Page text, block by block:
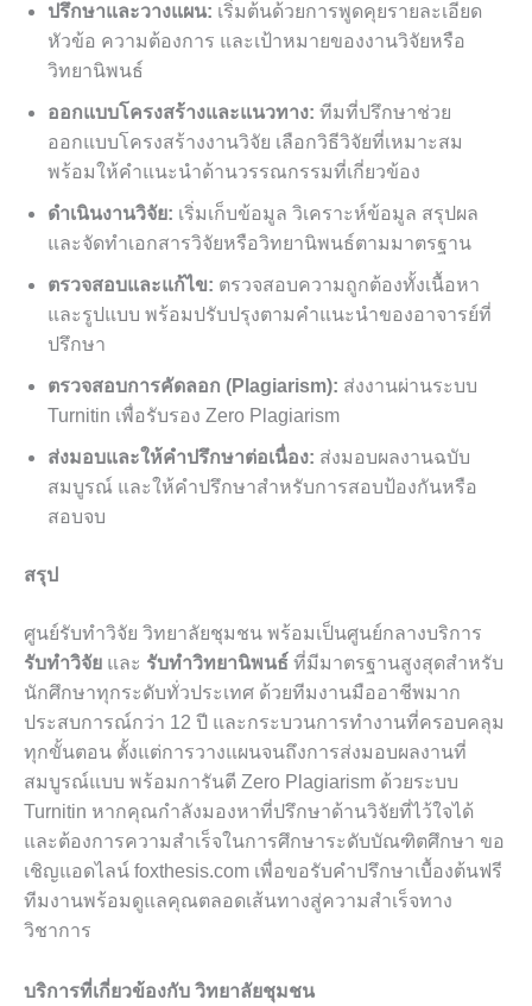
ปรึกษาและวางแผน: เริ่มต้นด้วยการพูดคุยรายละเอียด
หัวข้อ ความต้องการ และเป้าหมายของงานวิจัยหรือ
วิทยานิพนธ์
ออกแบบโครงสร้างและแนวทาง: ทีมที่ปรึกษาช่วย
ออกแบบโครงสร้างงานวิจัย เลือกวิธีวิจัยที่เหมาะสม
พร้อมให้คำแนะนำด้านวรรณกรรมที่เกี่ยวข้อง
ดำเนินงานวิจัย: เริ่มเก็บข้อมูล วิเคราะห์ข้อมูล สรุปผล
และจัดทำเอกสารวิจัยหรือวิทยานิพนธ์ตามมาตรฐาน
ตรวจสอบและแก้ไข: ตรวจสอบความถูกต้องทั้งเนื้อหา
และรูปแบบ พร้อมปรับปรุงตามคำแนะนำของอาจารย์ที่
ปรึกษา
ตรวจสอบการคัดลอก (Plagiarism): ส่งงานผ่านระบบ
Turnitin เพื่อรับรอง Zero Plagiarism
ส่งมอบและให้คำปรึกษาต่อเนื่อง: ส่งมอบผลงานฉบับ
สมบูรณ์ และให้คำปรึกษาสำหรับการสอบป้องกันหรือ
สอบจบ
สรุป
ศูนย์รับทำวิจัย วิทยาลัยชุมชน พร้อมเป็นศูนย์กลางบริการ
รับทำวิจัย และ รับทำวิทยานิพนธ์ ที่มีมาตรฐานสูงสุดสำหรับ
นักศึกษาทุกระดับทั่วประเทศ ด้วยทีมงานมืออาชีพมาก
ประสบการณ์กว่า 12 ปี และกระบวนการทำงานที่ครอบคลุม
ทุกขั้นตอน ตั้งแต่การวางแผนจนถึงการส่งมอบผลงานที่
สมบูรณ์แบบ พร้อมการันตี Zero Plagiarism ด้วยระบบ
Turnitin หากคุณกำลังมองหาที่ปรึกษาด้านวิจัยที่ไว้ใจได้
และต้องการความสำเร็จในการศึกษาระดับบัณฑิตศึกษา ขอ
เชิญแอดไลน์ foxthesis.com เพื่อขอรับคำปรึกษาเบื้องต้นฟรี
ทีมงานพร้อมดูแลคุณตลอดเส้นทางสู่ความสำเร็จทาง
วิชาการ
บริการที่เกี่ยวข้องกับ วิทยาลัยชุมชน